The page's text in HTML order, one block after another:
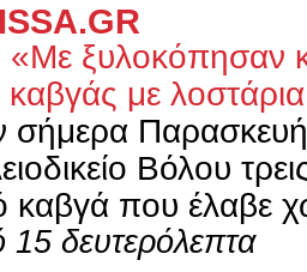
«Με ξυλοκόπησαν
καβγάς με
σήμερα
Βόλου
καβγά που έλαβε
15 δευτερόλεπτα